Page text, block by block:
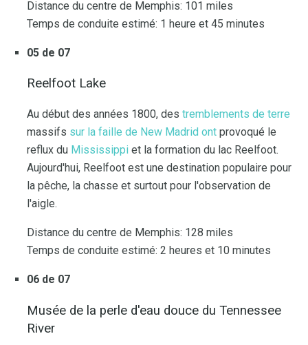
Distance du centre de Memphis: 101 miles
Temps de conduite estimé: 1 heure et 45 minutes
05 de 07
Reelfoot Lake
Au début des années 1800, des tremblements de terre
massifs sur la faille de New Madrid ont provoqué le
reflux du Mississippi et la formation du lac Reelfoot.
Aujourd'hui, Reelfoot est une destination populaire pour
la pêche, la chasse et surtout pour l'observation de
l'aigle.
Distance du centre de Memphis: 128 miles
Temps de conduite estimé: 2 heures et 10 minutes
06 de 07
Musée de la perle d'eau douce du Tennessee
River